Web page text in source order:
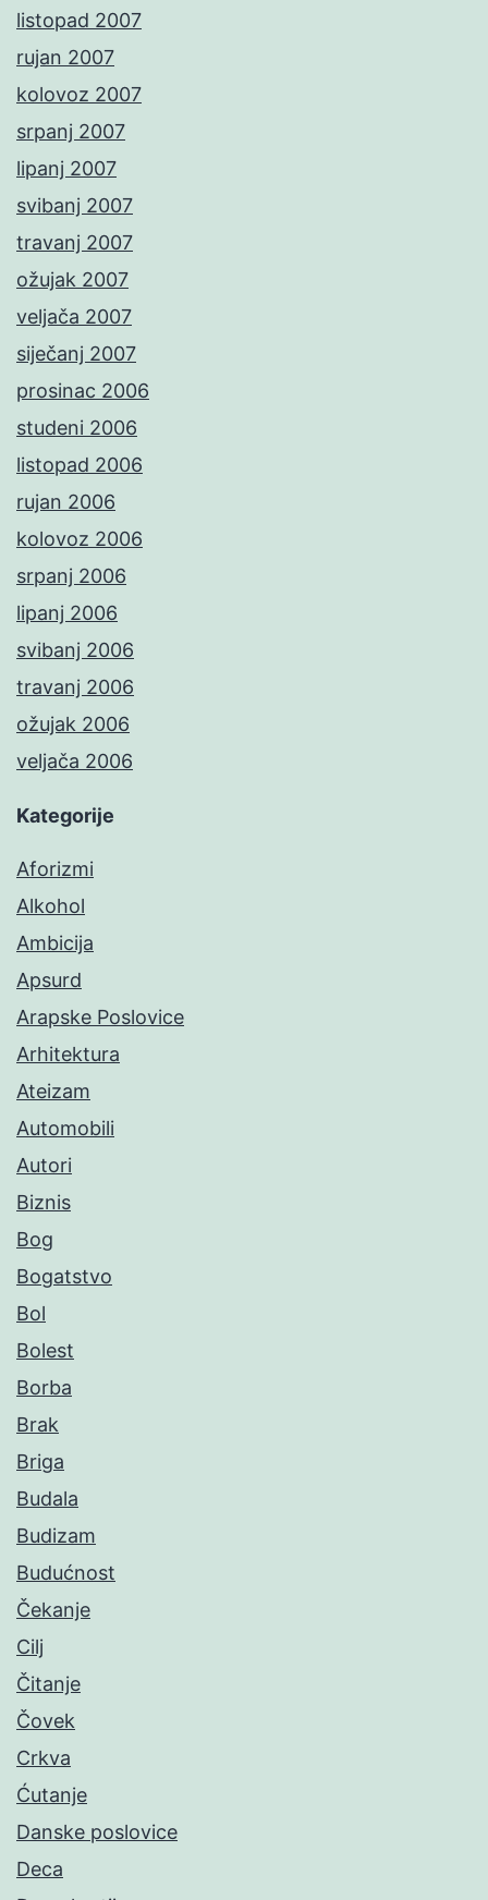
listopad 2007
rujan 2007
kolovoz 2007
srpanj 2007
lipanj 2007
svibanj 2007
travanj 2007
ožujak 2007
veljača 2007
siječanj 2007
prosinac 2006
studeni 2006
listopad 2006
rujan 2006
kolovoz 2006
srpanj 2006
lipanj 2006
svibanj 2006
travanj 2006
ožujak 2006
veljača 2006
Kategorije
Aforizmi
Alkohol
Ambicija
Apsurd
Arapske Poslovice
Arhitektura
Ateizam
Automobili
Autori
Biznis
Bog
Bogatstvo
Bol
Bolest
Borba
Brak
Briga
Budala
Budizam
Budućnost
Čekanje
Cilj
Čitanje
Čovek
Crkva
Ćutanje
Danske poslovice
Deca